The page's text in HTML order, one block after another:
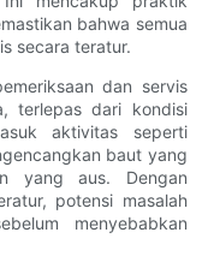
bahwa semua
secara teratur.
dan servis
terlepas dari kondisi
aktivitas seperti
baut yang
yang aus. Dengan
potensi masalah
menyebabkan